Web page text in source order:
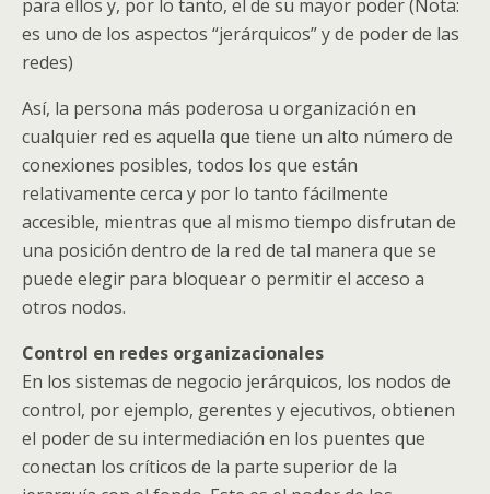
para ellos y, por lo tanto, el de su mayor poder (Nota:
es uno de los aspectos “jerárquicos” y de poder de las
redes)
Así, la persona más poderosa u organización en
cualquier red es aquella que tiene un alto número de
conexiones posibles, todos los que están
relativamente cerca y por lo tanto fácilmente
accesible, mientras que al mismo tiempo disfrutan de
una posición dentro de la red de tal manera que se
puede elegir para bloquear o permitir el acceso a
otros nodos.
Control en redes organizacionales
En los sistemas de negocio jerárquicos, los nodos de
control, por ejemplo, gerentes y ejecutivos, obtienen
el poder de su intermediación en los puentes que
conectan los críticos de la parte superior de la